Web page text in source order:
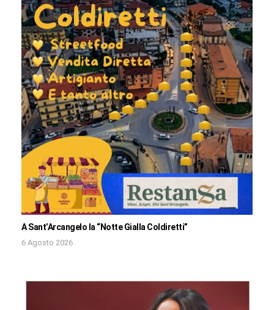
A Sant’Arcangelo la “Notte Gialla Coldiretti”
6 Agosto 2026